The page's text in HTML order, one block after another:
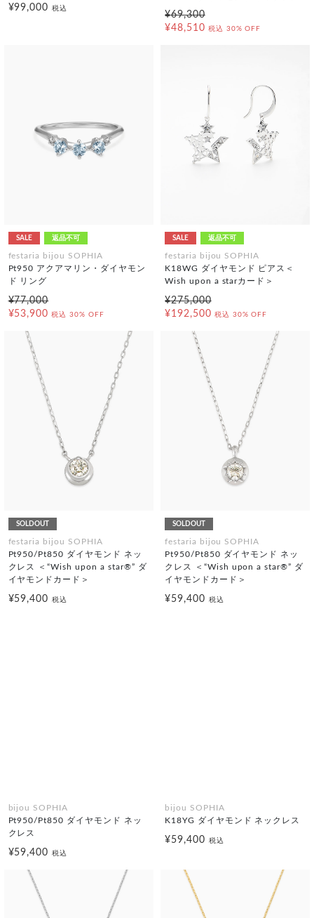
¥99,000税込
¥69,300
¥48,510 税込 30% OFF
SALE 返品不可
festaria bijou SOPHIA
Pt950 アクアマリン・ダイヤモン
ド リング
¥77,000
¥53,900 税込 30% OFF
SALE 返品不可
festaria bijou SOPHIA
K18WG ダイヤモンド ピアス＜
Wish upon a starカード＞
¥275,000
¥192,500 税込 30% OFF
SOLDOUT
festaria bijou SOPHIA
Pt950/Pt850 ダイヤモンド ネッ
クレス ＜“Wish upon a star®” ダ
イヤモンドカード＞
¥59,400税込
SOLDOUT
festaria bijou SOPHIA
Pt950/Pt850 ダイヤモンド ネッ
クレス ＜“Wish upon a star®” ダ
イヤモンドカード＞
¥59,400 税込
bijou SOPHIA
Pt950/Pt850 ダイヤモンド ネッ
クレス
¥59,400税込
bijou SOPHIA
K18YG ダイヤモンド ネックレス
¥59,400 税込